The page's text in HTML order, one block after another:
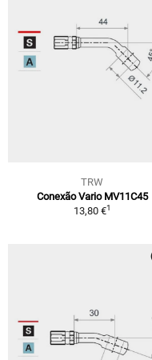
TRW
Conexão Vario MV11C45
13,80 €1